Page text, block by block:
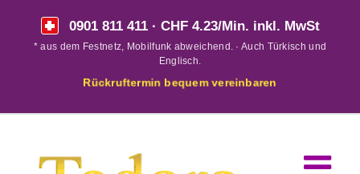
0901 811 411· CHF 4.23/Min. inkl. MwSt
* aus dem Festnetz, Mobilfunk abweichend. · Auch Türkisch und
Englisch.
Rückruftermin bequem vereinbaren